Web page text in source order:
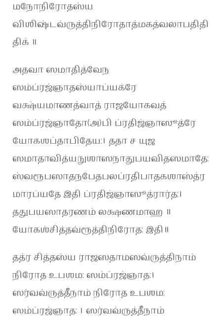
மநோநிரோதஸ்ய
விஶிஷ்டவ்ருத்திநிரோதாத்மகத்வலாபதிதி
திக் ॥
அதவா ஸமாதித்வேந
ஸம்ப்ரஜ்ஞாதஸ்யாப்யக்ரே
வக்ஷ்யமாணத்வாத் ராஜயோகவத்
ஸம்ப்ரஜ்ஞாதோ(அ)பி ப்ரதிஜ்ஞாஸூத்ரே
யோகஶப்தாபிதேய:। ததா ச யுஜ
ஸமாதாவித்யநுஶாஸநாதுபயவிதஸமாதே:
ஸ்வரூபஸாதநபேதபலப்ரதிபாதகஶாஸ்த்ர
மாரப்யதே இதி ப்ரதிஜ்ஞாஸூத்ரார்த:।
ததுபயஸாதரணம் லக்ஷணமாஹ ॥
யோகஶ்சித்தவ்ரூத்திநிரோத: இதி॥
தத்ர சித்தஸ்ய ராஜஸதாமஸவ்ருத்திநாம்
நிரோத உபஶம: ஸம்ப்ரஜ்ஞாத:।
ஸர்வவ்ருத்தீநாம் நிரோத உபஶம:
ஸம்ப்ரஜ்ஞாத: । ஸர்வவ்ருத்தீநாம்